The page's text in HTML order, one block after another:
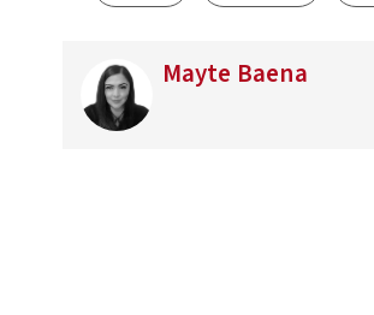
Mayte Baena